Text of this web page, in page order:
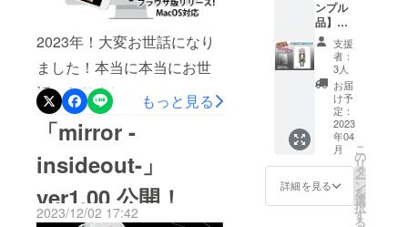
らくお付き合い下さいま
せ。神崎 悠人（カンザキ ヒ
サヒト）
mugen.jp/roleplaying/game_
11784.htmlこんにちは！ヒ
サヒトです。年末年始を通
してリリースに勤しんでお
りました。お雑煮は昆布出
汁を取りました！おもち大
好き。「mirror -insideout-
SOUND TRACK」 ゲーム
サウンドトラック発売！
2023年！大変お世話になり
ました！本当に本当にお世
話になりまし
た……ッ！！！今年はゲー
ムの処女作「mirror -
insideout-」をリリース出来
ました。去年の秋ごろから
企画がありましたが、なん
もっと見る
「mirror -
insideout-」
ver1.00 公開！
2023/12/02 17:42
ほしい
お名前
を備考
欄にて
お書き
くださ
い。
ンプル
品】
mirror
の「ミ
ラー」
【数量
限り】
主人公
『灰』
の新規
イラス
トを使
用した
「スク
エアミ
支援
者：
3人
お届
け予
定：
2023
年04
月
詳細を見る
こ
の
リ
タ
ー
ン
を
選
択
す
る